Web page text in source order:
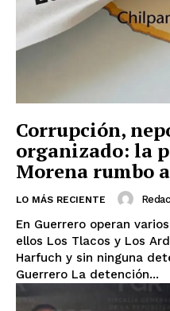
El
Corrupción,
organizado: la
Morena rumbo
LO MÁS RECIENTE
En Guerrero operan
ellos Los Tlacos y Los
Harfuch y sin ninguna
Guerrero La detención...